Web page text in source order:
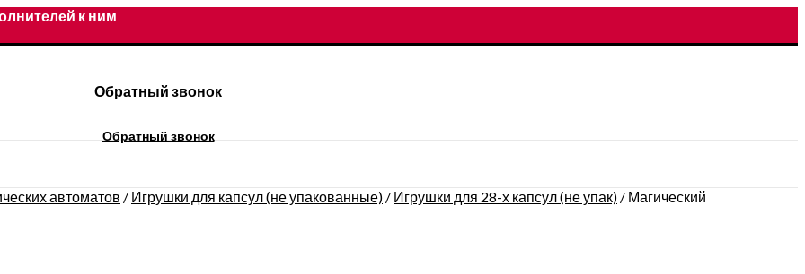
к ним
Обратный звонок
Обратный звонок
автоматов / Игрушки для капсул (не упакованные) / Игрушки для 28-х капсул (не упак) / Магический